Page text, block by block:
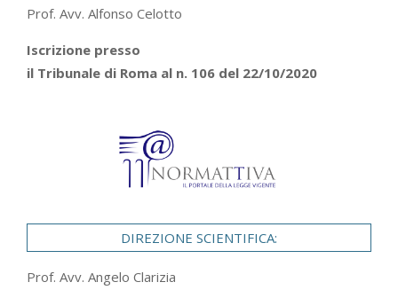
Prof. Avv. Alfonso Celotto
Iscrizione presso
il Tribunale di Roma al n. 106 del 22/10/2020
DIREZIONE SCIENTIFICA:
Prof. Avv. Angelo Clarizia